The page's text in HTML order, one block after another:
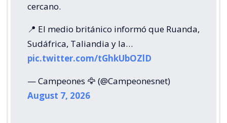
cercano.
📍 El medio británico informó que Ruanda,
Sudáfrica, Taliandia y la…
pic.twitter.com/tGhkUbOZlD
— Campeones 🦅 (@Campeonesnet)
August 7, 2026